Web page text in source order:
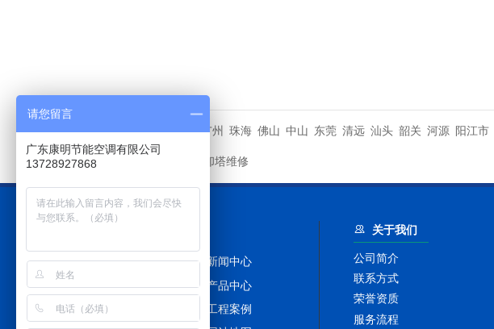
城市分站 江门 广州 珠海 佛山 中山 东莞 清远 汕头 韶关 河源 阳江市
康明冷却塔维修
网站首页
新闻中心
冷却塔百科
产品中心
冷却塔配件
工程案例
关于我们
公司简介
联系方式
荣誉资质
服务流程
请您留言
广东康明节能空调有限公司
13728927868